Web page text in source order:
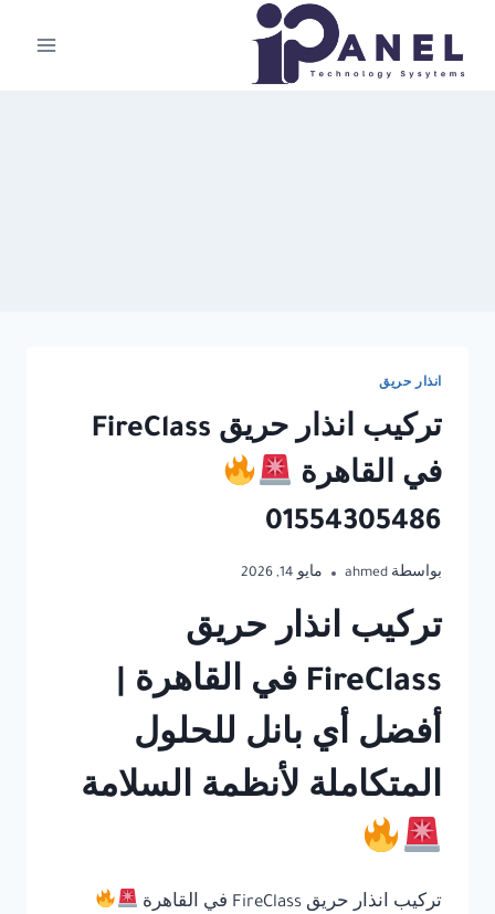
المحتوى
انذار حريق
تركيب انذار حريق FireClass
في القاهرة
01554305486
بواسطة ahmed مايو 14, 2026
تركيب انذار حريق
FireClass في القاهرة |
أفضل أي بانل للحلول
المتكاملة لأنظمة السلامة
تركيب انذار حريق FireClass في القاهرة